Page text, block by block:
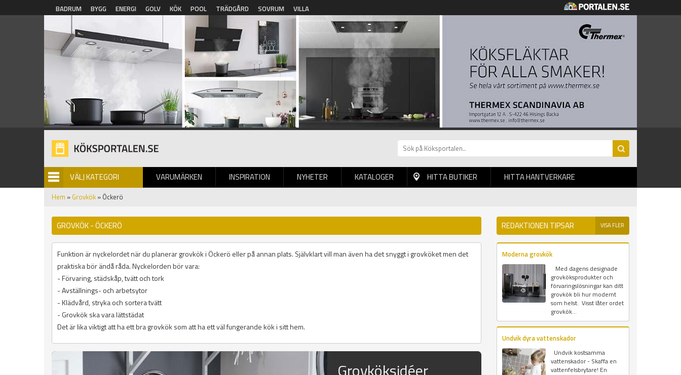
Hoppa till huvudinnehåll
BADRUM BYGG ENERGI GOLV KÖK POOL TRÄDGÅRD SOVRUM VILLA
VÄLJ KATEGORI VARUMÄRKEN INSPIRATION NYHETER
BILDGALLERI KATALOGER HITTA BUTIKER HITTA HANTVERKARE
Hem » Grovkök » Öckerö
GROVKÖK - ÖCKERÖ
Funktion är nyckelordet när du planerar grovkök i Öckerö eller på annan plats. Självklart vill man även ha det snyggt i grovköket men det
praktiska bör ändå råda. Nyckelorden bör vara:
- Förvaring, städskåp, tvätt och tork
- Avställnings- och arbetsytor
- Klädvård, stryka och sortera tvätt
- Grovkök ska vara lättstädat
Det är lika viktigt att ha ett bra grovkök som att ha ett väl fungerande kök i sitt hem.
REDAKTIONEN TIPSAR VISA FLER
Moderna grovkök
Med dagens designade
grovköksprodukter och
förvaringslösningar kan ditt
grovkök bli hur modernt
som helst. Visst låter ordet
grovkök...
Undvik dyra vattenskador
Undvik kostsamma
vattenskador - Skaffa en
vattenfelsbrytare! En